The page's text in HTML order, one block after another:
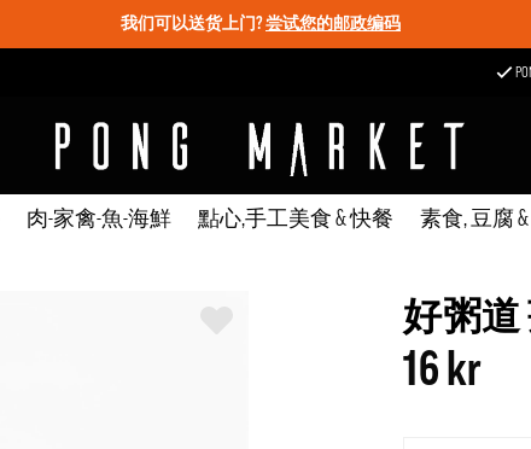
我们可以送货上门?尝试您的邮政编码
肉-家禽-魚-海鮮 點心,手工美食 & 快餐 素食, 豆腐
好粥道
16 kr